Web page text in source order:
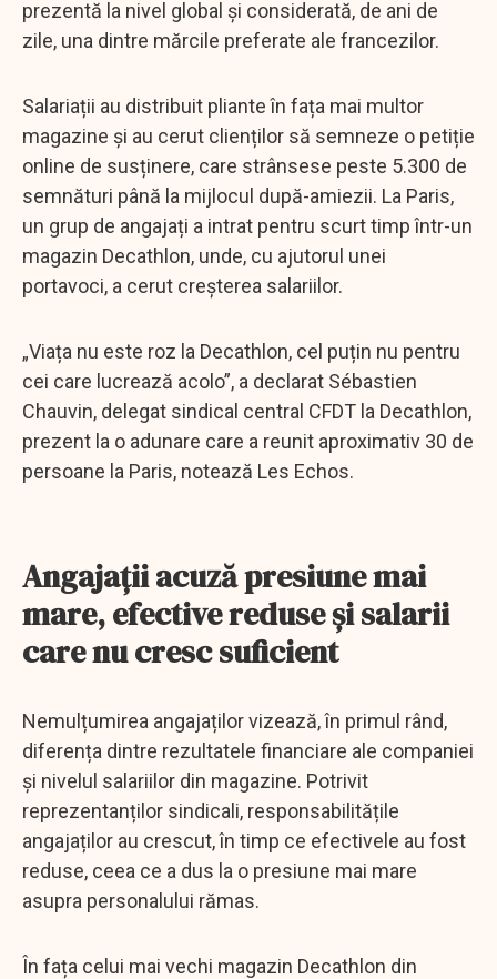
prezentă la nivel global și considerată, de ani de
zile, una dintre mărcile preferate ale francezilor.
Salariații au distribuit pliante în fața mai multor
magazine și au cerut clienților să semneze o petiție
online de susținere, care strânsese peste 5.300 de
semnături până la mijlocul după-amiezii. La Paris,
un grup de angajați a intrat pentru scurt timp într-un
magazin Decathlon, unde, cu ajutorul unei
portavoci, a cerut creșterea salariilor.
„Viața nu este roz la Decathlon, cel puțin nu pentru
cei care lucrează acolo”, a declarat Sébastien
Chauvin, delegat sindical central CFDT la Decathlon,
prezent la o adunare care a reunit aproximativ 30 de
persoane la Paris, notează Les Echos.
Angajații acuză presiune mai
mare, efective reduse și salarii
care nu cresc suficient
Nemulțumirea angajaților vizează, în primul rând,
diferența dintre rezultatele financiare ale companiei
și nivelul salariilor din magazine. Potrivit
reprezentanților sindicali, responsabilitățile
angajaților au crescut, în timp ce efectivele au fost
reduse, ceea ce a dus la o presiune mai mare
asupra personalului rămas.
În fața celui mai vechi magazin Decathlon din